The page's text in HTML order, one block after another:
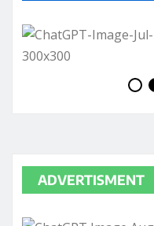
ADVERTISMENT